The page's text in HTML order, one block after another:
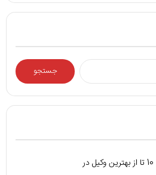
جستجو
برای:
معرفی 10 تا از بهترین وکیل در